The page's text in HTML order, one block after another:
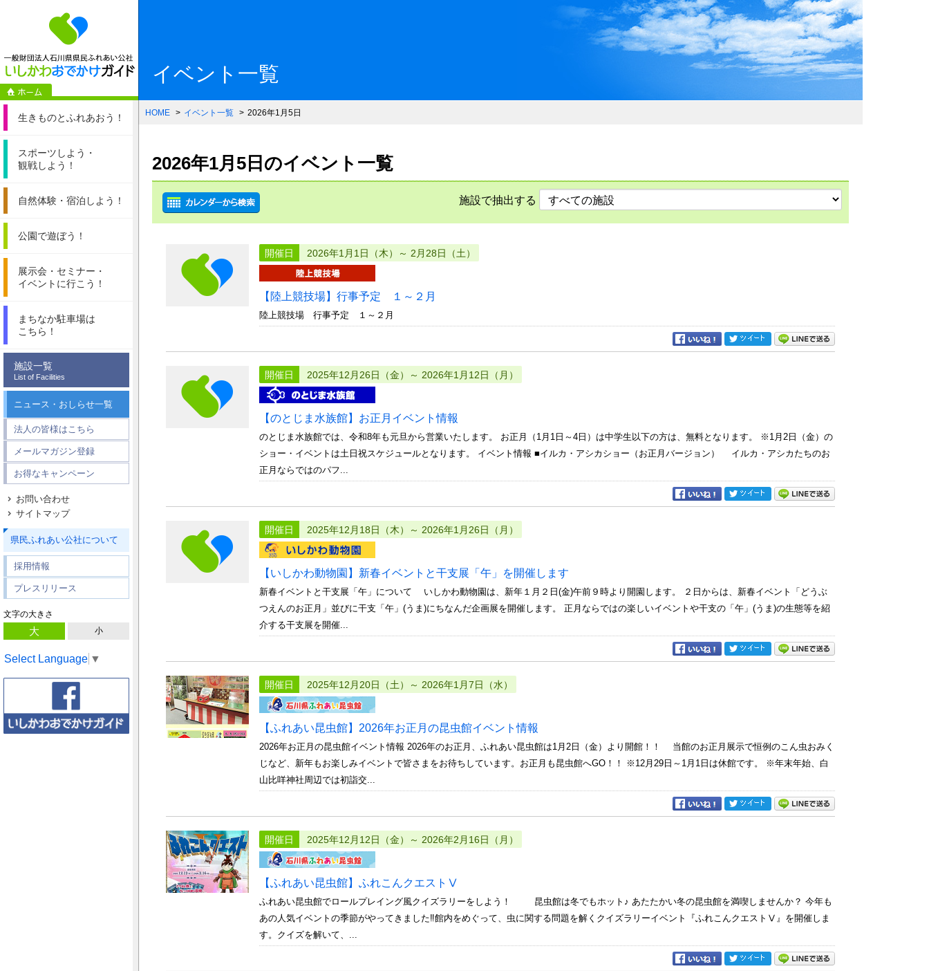
一般財団法人石川県県民ふれあい公社 いしかわおでかけガイド
生きものとふれあおう！
スポーツしよう・
観戦しよう！
自然体験・ 宿泊しよう！
公園で遊ぼう！
展示会・セミナー・
イベントに行こう！
まちなか駐車場は
こちら！
施設一覧
List of Facilities
ニュース・おしらせ一覧
法人の皆様はこちら
メールマガジン登録
お得なキャンペーン
お問い合わせ
サイトマップ
県民ふれあい公社について
採用情報
プレスリリース
文字の大きさ
大 小
Select Language ▼
イベント一覧
HOME イベント一覧 2026年1月5日
2026年1月5日のイベント一覧
施設で抽出する
開催日 2026年1月1日（木）～ 2月28日（土）
【陸上競技場】行事予定 １～２月
陸上競技場 行事予定 １～２月
開催日 2025年12月26日（金）～ 2026年1月12日（月）
【のとじま水族館】お正月イベント情報
のとじま水族館では、令和8年も元旦から営業いたします。 お正月（1月1日～4日）は中学生以下の方は、無料となります。 ※1月2日（金）の
ショー・イベントは土日祝スケジュールとなります。 イベント情報 ■イルカ・アシカショー（お正月バージョン） イルカ・アシカたちのお
正月ならではのパフ...
開催日 2025年12月18日（木）～ 2026年1月26日（月）
【いしかわ動物園】新春イベントと干支展「午」を開催します
新春イベントと干支展「午」について いしかわ動物園は、新年１月２日(金)午前９時より開園します。 ２日からは、新春イベント「どうぶ
つえんのお正月」並びに干支「午」(うま)にちなんだ企画展を開催します。 正月ならではの楽しいイベントや干支の「午」(うま)の生態等を紹
介する干支展を開催...
開催日 2025年12月20日（土）～ 2026年1月7日（水）
【ふれあい昆虫館】2026年お正月の昆虫館イベント情報
2026年お正月の昆虫館イベント情報 2026年のお正月、ふれあい昆虫館は1月2日（金）より開館！！ 当館のお正月展示で恒例のこん虫おみく
じなど、新年もお楽しみイベントで皆さまをお待ちしています。お正月も昆虫館へGO！！ ※12月29日～1月1日は休館です。 ※年末年始、白
山比咩神社周辺では初詣交...
開催日 2025年12月12日（金）～ 2026年2月16日（月）
【ふれあい昆虫館】ふれこんクエストⅤ
ふれあい昆虫館でロールプレイング風クイズラリーをしよう！ 昆虫館は冬でもホット♪ あたたかい冬の昆虫館を満喫しませんか？ 今年も
あの人気イベントの季節がやってきました‼館内をめぐって、虫に関する問題を解くクイズラリーイベント『ふれこんクエストⅤ』を開催しま
す。クイズを解いて、...